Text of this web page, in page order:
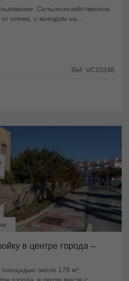
Сельскохозяйственное
пляжа, с выездом на...
Ref: VC10248
в центре города –
площадью около 178 м²,